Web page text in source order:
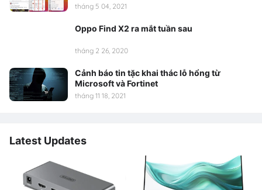
tháng 5 04, 2021
Oppo Find X2 ra mắt tuần sau
tháng 2 26, 2020
Cảnh báo tin tặc khai thác lỗ hổng từ
Microsoft và Fortinet
tháng 11 18, 2021
Latest Updates